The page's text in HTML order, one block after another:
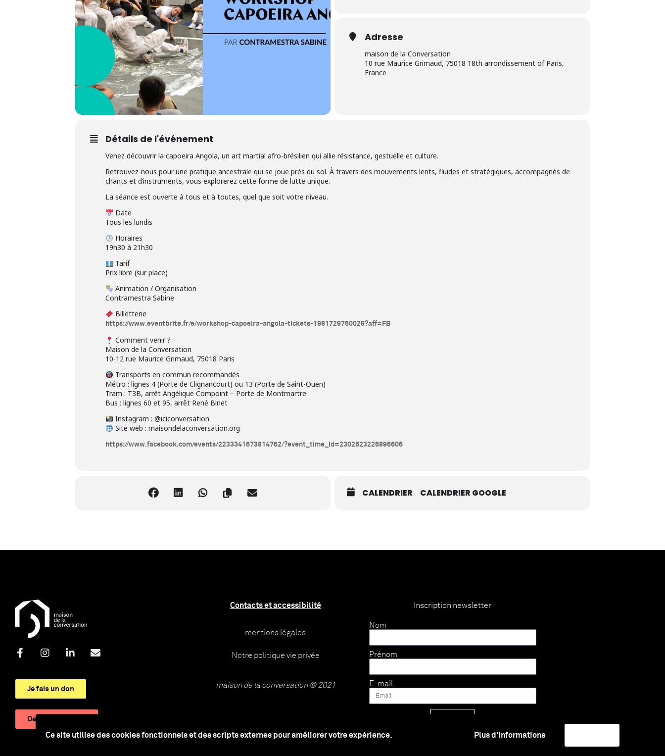
Ce site utilise des cookies fonctionnels et des scripts externes pour améliorer votre expérience. Plus d'informations
Adresse
maison de la Conversation
10 rue Maurice Grimaud, 75018 18th arrondissement of Paris,
France
Détails de l'événement
Venez découvrir la capoeira Angola, un art martial afro-brésilien qui allie résistance, gestuelle et culture.
Retrouvez-nous pour une pratique ancestrale qui se joue près du sol. À travers des mouvements lents, fluides et stratégiques, accompagnés de
chants et d’instruments, vous explorerez cette forme de lutte unique.
La séance est ouverte à tous et à toutes, quel que soit votre niveau.
Date
Tous les lundis
Horaires
19h30 à 21h30
Tarif
Prix libre (sur place)
Animation / Organisation
Contramestra Sabine
Billetterie
https://www.eventbrite.fr/e/workshop-capoeira-angola-tickets-1981729750029?aff=FB
Comment venir ?
Maison de la Conversation
10-12 rue Maurice Grimaud, 75018 Paris
Transports en commun recommandés
Métro : lignes 4 (Porte de Clignancourt) ou 13 (Porte de Saint-Ouen)
Tram : T3B, arrêt Angélique Compoint – Porte de Montmartre
Bus : lignes 60 et 95, arrêt René Binet
Instagram : @iciconversation
Site web : maisondelaconversation.org
https://www.facebook.com/events/2233341673814762/?event_time_id=2302523226896606
CALENDRIER CALENDRIER GOOGLE
Je fais un don
Devenir adhérent
Contacts et accessibilité
mentions légales
Notre politique vie privée
maison de la conversation © 2021
Inscription newsletter
Nom
Prénom
E-mail